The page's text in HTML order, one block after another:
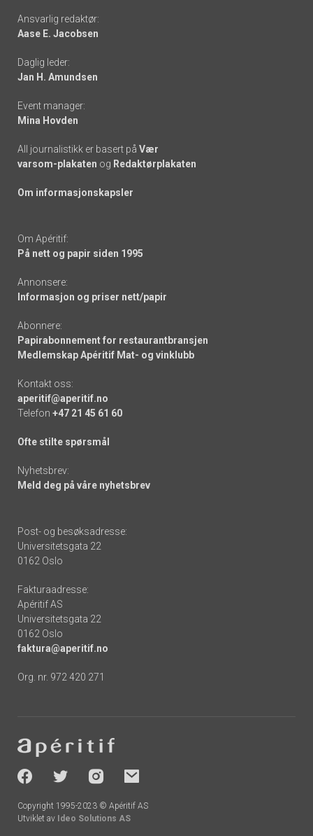
Footer
-
links
Ansvarlig redaktør:
Aase E. Jacobsen
Daglig leder:
Jan H. Amundsen
Event manager:
Mina Hovden
All journalistikk er basert på Vær
varsom-plakaten og Redaktørplakaten
Om informasjonskapsler
Om Apéritif:
På nett og papir siden 1995
Annonsere:
Informasjon og priser nett/papir
Abonnere:
Papirabonnement for restaurantbransjen
Medlemskap Apéritif Mat- og vinklubb
Kontakt oss:
aperitif@aperitif.no
Telefon +47 21 45 61 60
Ofte stilte spørsmål
Nyhetsbrev:
Meld deg på våre nyhetsbrev
Post- og besøksadresse:
Universitetsgata 22
0162 Oslo
Fakturaadresse:
Apéritif AS
Universitetsgata 22
0162 Oslo
faktura@aperitif.no
Org. nr. 972 420 271
-
socials
Copyright 1995-2023 © Apéritif AS
Utviklet av Ideo Solutions AS